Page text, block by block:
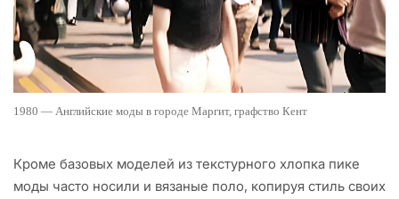
1980 — Английские моды в городе Маргит, графство Кент
Кроме базовых моделей из текстурного хлопка пике
моды часто носили и вязаные поло, копируя стиль своих